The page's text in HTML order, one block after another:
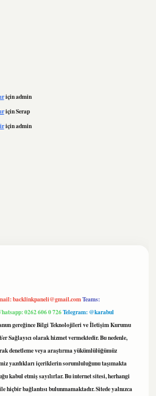
içinadmin
içinSerap
içinadmin
backlinkpaneli@gmail.comTeams:
0262 606 0 726Telegram: @karabul
gereğince Bilgi Teknolojileri ve İletişim Kurumu
Sağlayıcı olarak hizmet vermektedir. Bu nedenle,
denetleme veya araştırma yükümlülüğümüz
yazdıkları içeriklerin sorumluluğunu taşımakta
kabul etmiş sayılırlar. Bu internet sitesi, herhangi
hiçbir bağlantısı bulunmamaktadır. Sitede yalnızca